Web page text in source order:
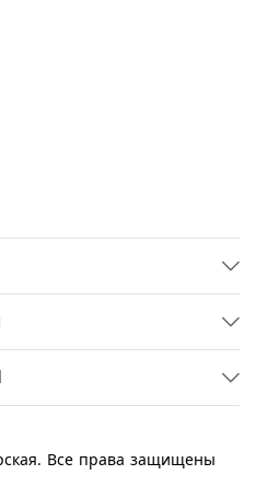
Все права защищены